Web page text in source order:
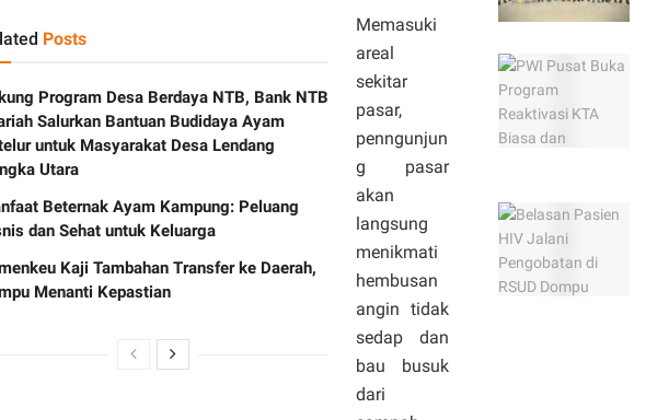
Posts
Program Desa Berdaya NTB, Bank NTB
Salurkan Bantuan Budidaya Ayam
untuk Masyarakat Desa Lendang
Utara
Beternak Ayam Kampung: Peluang
dan Sehat untuk Keluarga
Kaji Tambahan Transfer ke Daerah,
Menanti Kepastian
Memasuki
areal
sekitar
pasar,
penngunjun
g pasar
akan
langsung
menikmati
hembusan
angin tidak
sedap dan
bau busuk
dari